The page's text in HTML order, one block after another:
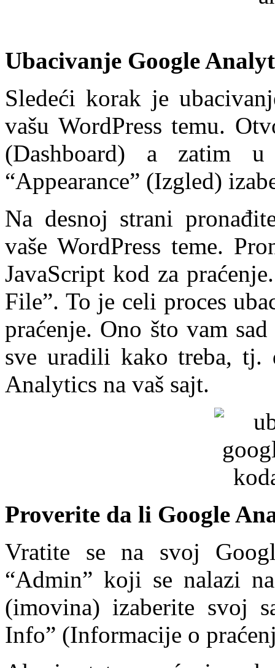
Ubacivanje Google
Sledeći korak je
vašu WordPress temu.
(Dashboard) a zatim
“Appearance” (Izgled)
Na desnoj strani
vaše WordPress teme.
JavaScript kod za
File”. To je celi proces
praćenje. Ono što vam
sve uradili kako treba, tj.
Analytics na vaš sajt.
Proverite da li Google
Vratite se na svoj
“Admin” koji se nalazi
(imovina) izaberite svoj
Info” (Informacije o